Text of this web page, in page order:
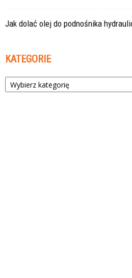
Jak dolać olej do podnośnika
KATEGORIE
Kategorie